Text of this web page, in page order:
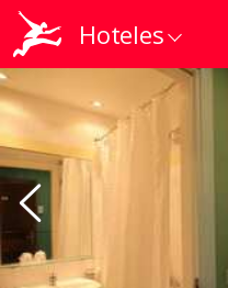
Hoteles